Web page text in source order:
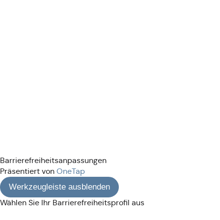
Barrierefreiheitsanpassungen
Präsentiert von OneTap
Werkzeugleiste ausblenden
Wählen Sie Ihr Barrierefreiheitsprofil aus